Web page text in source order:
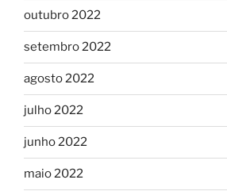
outubro 2022
setembro 2022
agosto 2022
julho 2022
junho 2022
maio 2022